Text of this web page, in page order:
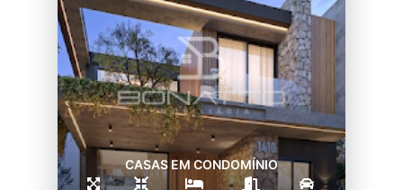
CASAS EM CONDOMÍNIO